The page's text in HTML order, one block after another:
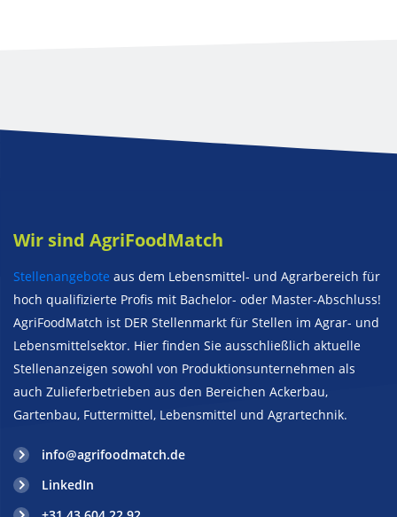
Wir sind AgriFoodMatch
Stellenangebote aus dem Lebensmittel- und Agrarbereich für
hoch qualifizierte Profis mit Bachelor- oder Master-Abschluss!
AgriFoodMatch ist DER Stellenmarkt für Stellen im Agrar- und
Lebensmittelsektor. Hier finden Sie ausschließlich aktuelle
Stellenanzeigen sowohl von Produktionsunternehmen als
auch Zulieferbetrieben aus den Bereichen Ackerbau,
Gartenbau, Futtermittel, Lebensmittel und Agrartechnik.
info@agrifoodmatch.de
LinkedIn